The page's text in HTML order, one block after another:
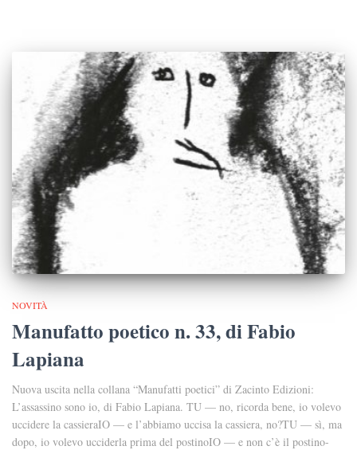
NOVITÀ
Manufatto poetico n. 33, di Fabio
Lapiana
Nuova uscita nella collana “Manufatti poetici” di Zacinto Edizioni:
L’assassino sono io, di Fabio Lapiana. TU — no, ricorda bene, io volevo
uccidere la cassieraIO — e l’abbiamo uccisa la cassiera, no?TU — sì, ma
dopo, io volevo ucciderla prima del postinoIO — e non c’è il postino-